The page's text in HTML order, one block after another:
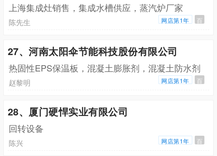
上海集成灶销售，集成水槽供应，蒸汽炉厂家
陈先生 网店第1年 百
27、河南太阳伞节能科技股份有限公司
热固性EPS保温板，混凝土膨胀剂，混凝土防水剂
赵黎明 网店第1年 百
28、厦门硬悍实业有限公司
回转设备
陈兴 网店第1年 百